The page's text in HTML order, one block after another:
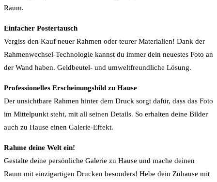
Raum.
Einfacher Postertausch
Vergiss den Kauf neuer Rahmen oder teurer Materialien! Dank der
Rahmenwechsel-Technologie kannst du immer dein neuestes Foto an
der Wand haben. Geldbeutel- und umweltfreundliche Lösung.
Professionelles Erscheinungsbild zu Hause
Der unsichtbare Rahmen hinter dem Druck sorgt dafür, dass das Foto
im Mittelpunkt steht, mit all seinen Details. So erhalten deine Bilder
auch zu Hause einen Galerie-Effekt.
Rahme deine Welt ein!
Gestalte deine persönliche Galerie zu Hause und mache deinen
Raum mit einzigartigen Drucken besonders! Hebe dein Zuhause mit